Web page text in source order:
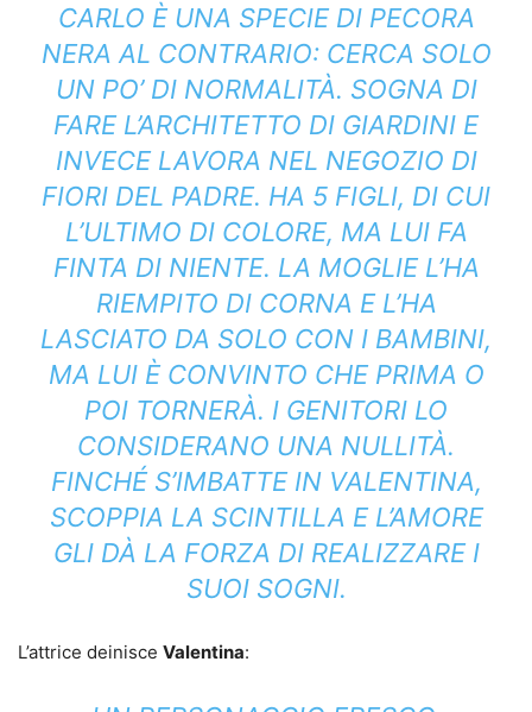
CARLO È UNA SPECIE DI PECORA
NERA AL CONTRARIO: CERCA SOLO
UN PO’ DI NORMALITÀ. SOGNA DI
FARE L’ARCHITETTO DI GIARDINI E
INVECE LAVORA NEL NEGOZIO DI
FIORI DEL PADRE. HA 5 FIGLI, DI CUI
L’ULTIMO DI COLORE, MA LUI FA
FINTA DI NIENTE. LA MOGLIE L’HA
RIEMPITO DI CORNA E L’HA
LASCIATO DA SOLO CON I BAMBINI,
MA LUI È CONVINTO CHE PRIMA O
POI TORNERÀ. I GENITORI LO
CONSIDERANO UNA NULLITÀ.
FINCHÉ S’IMBATTE IN VALENTINA,
SCOPPIA LA SCINTILLA E L’AMORE
GLI DÀ LA FORZA DI REALIZZARE I
SUOI SOGNI.
L’attrice deinisce Valentina: